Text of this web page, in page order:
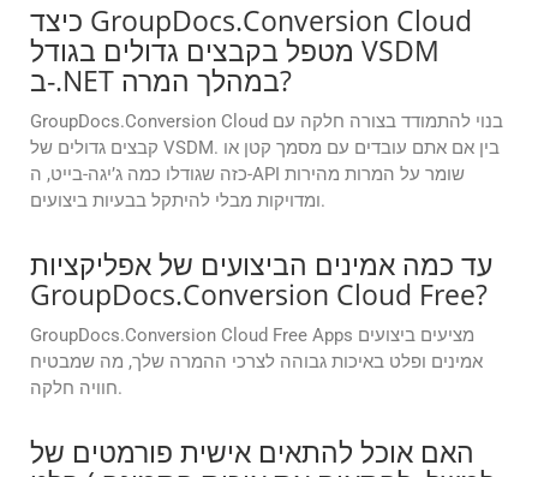
כיצד GroupDocs.Conversion Cloud
מטפל בקבצים גדולים בגודל VSDM
ב-.NET במהלך המרה?
GroupDocs.Conversion Cloud בנוי להתמודד בצורה חלקה עם
קבצים גדולים של VSDM. בין אם אתם עובדים עם מסמך קטן או
כזה שגודלו כמה ג’יגה-בייט, ה-API שומר על המרות מהירות
ומדויקות מבלי להיתקל בבעיות ביצועים.
עד כמה אמינים הביצועים של אפליקציות
GroupDocs.Conversion Cloud Free?
GroupDocs.Conversion Cloud Free Apps מציעים ביצועים
אמינים ופלט באיכות גבוהה לצרכי ההמרה שלך, מה שמבטיח
חוויה חלקה.
האם אוכל להתאים אישית פורמטים של